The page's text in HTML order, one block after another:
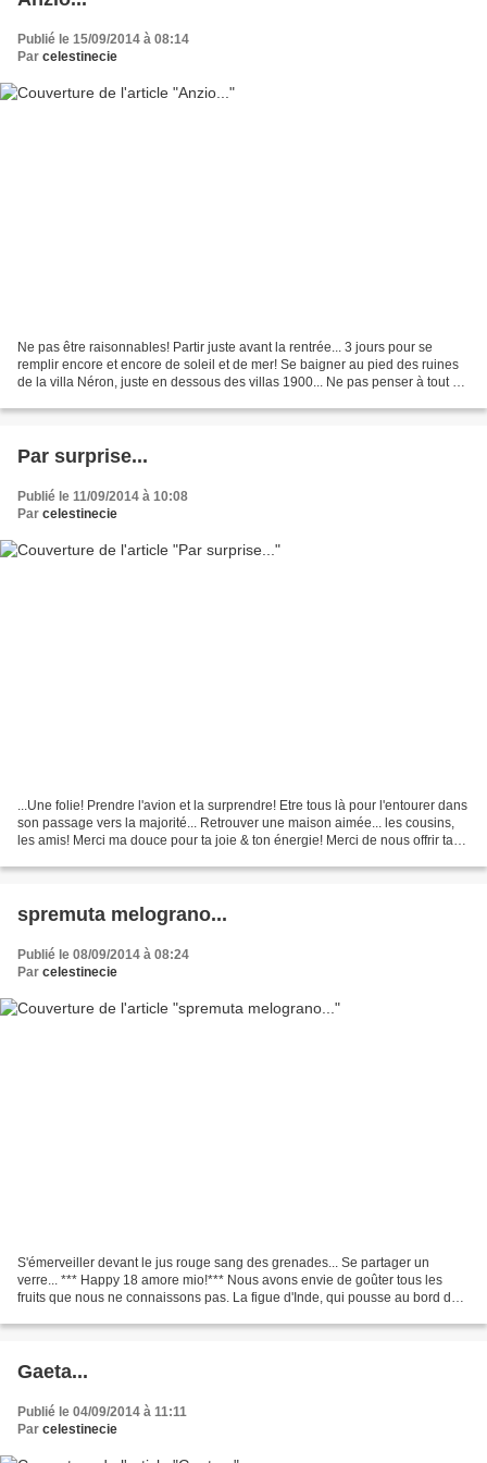
Publié le 15/09/2014 à 08:14
Par celestinecie
Ne pas être raisonnables! Partir juste avant la rentrée... 3 jours pour se
remplir encore et encore de soleil et de mer! Se baigner au pied des ruines
de la villa Néron, juste en dessous des villas 1900... Ne pas penser à tout ce
Par surprise...
Publié le 11/09/2014 à 10:08
Par celestinecie
...Une folie! Prendre l'avion et la surprendre! Etre tous là pour l'entourer dans
son passage vers la majorité... Retrouver une maison aimée... les cousins,
les amis! Merci ma douce pour ta joie & ton énergie! Merci de nous offrir tant
spremuta melograno...
Publié le 08/09/2014 à 08:24
Par celestinecie
S'émerveiller devant le jus rouge sang des grenades... Se partager un
verre... *** Happy 18 amore mio!*** Nous avons envie de goûter tous les
fruits que nous ne connaissons pas. La figue d'Inde, qui pousse au bord des
Gaeta...
Publié le 04/09/2014 à 11:11
Par celestinecie